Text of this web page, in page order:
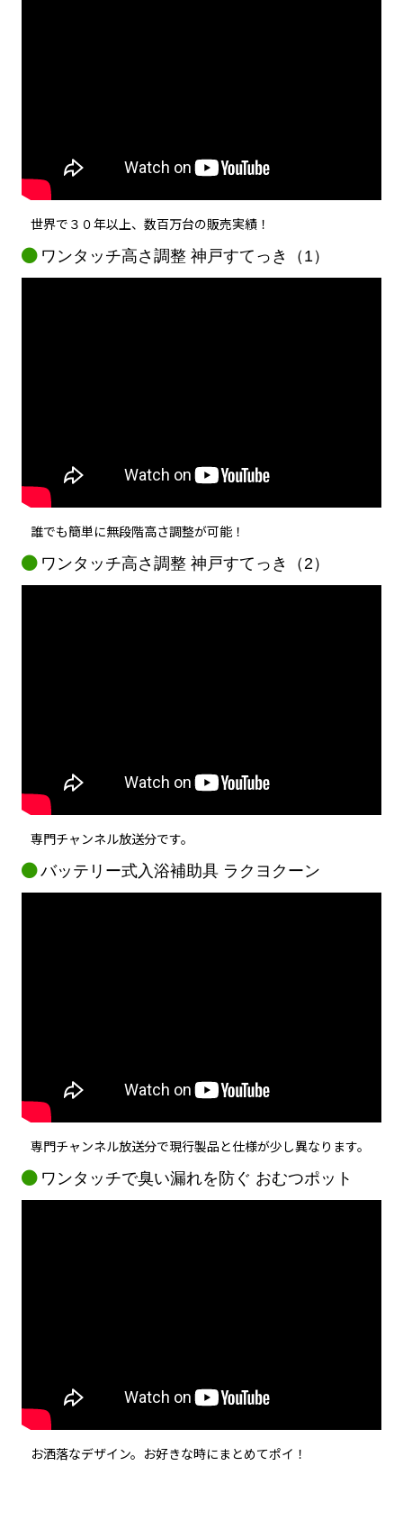
世界で３０年以上、数百万台の販売実績！
ワンタッチ高さ調整 神戸すてっき（1）
誰でも簡単に無段階高さ調整が可能！
ワンタッチ高さ調整 神戸すてっき（2）
専門チャンネル放送分です。
バッテリー式入浴補助具 ラクヨクーン
専門チャンネル放送分で現行製品と仕様が少し異なります。
ワンタッチで臭い漏れを防ぐ おむつポット
お洒落なデザイン。お好きな時にまとめてポイ！